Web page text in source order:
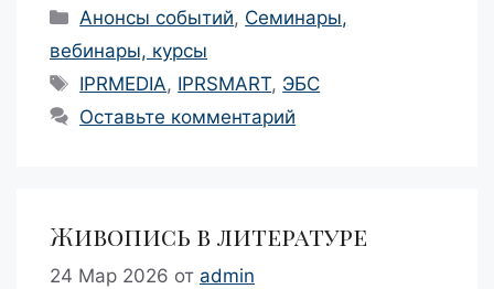
Рубрики
Анонсы событий, Семинары,
вебинары, курсы
Метки
IPRMEDIA, IPRSMART, ЭБС
Оставьте комментарий
Живопись в литературе
24 Мар 2026 от admin